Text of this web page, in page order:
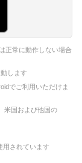
正常に動作しない場合
します
でご利用いただけま
米国および他国の
用されています